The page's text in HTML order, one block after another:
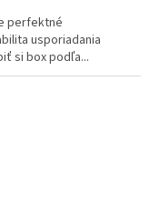
perfektné
usporiadania
si box podľa...